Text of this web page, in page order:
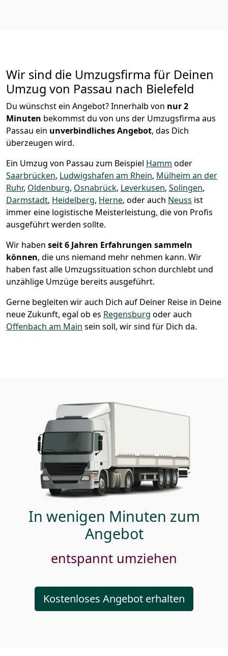
Wir sind die Umzugsfirma für Deinen
Umzug von Passau nach Bielefeld
Du wünschst ein Angebot? Innerhalb von nur 2
Minuten bekommst du von uns der Umzugsfirma aus
Passau ein unverbindliches Angebot, das Dich
überzeugen wird.
Ein Umzug von Passau zum Beispiel Hamm oder
Saarbrücken, Ludwigshafen am Rhein, Mülheim an der
Ruhr, Oldenburg, Osnabrück, Leverkusen, Solingen,
Darmstadt, Heidelberg, Herne, oder auch Neuss ist
immer eine logistische Meisterleistung, die von Profis
ausgeführt werden sollte.
Wir haben seit6 Jahren Erfahrungen sammeln
können, die uns niemand mehr nehmen kann. Wir
haben fast alle Umzugssituation schon durchlebt und
unzählige Umzüge bereits ausgeführt.
Gerne begleiten wir auch Dich auf Deiner Reise in Deine
neue Zukunft, egal ob es Regensburg oder auch
Offenbach am Main sein soll, wir sind für Dich da.
In wenigen Minuten zum
Angebot
entspannt umziehen
Kostenloses Angebot erhalten